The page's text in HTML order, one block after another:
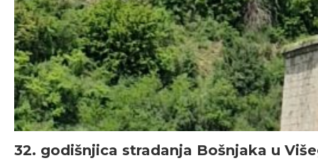
32. godišnjica stradanja Bošnjaka u